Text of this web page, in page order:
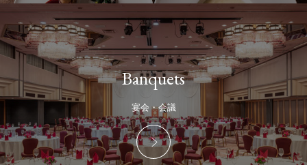
Banquets
宴会・会議